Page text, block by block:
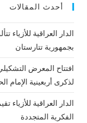
أحدث المقالات
الدار العراقية
بجمهورية تتارستان
افتتاح المعرض
لذكرى أربعينية الإمام
الدار العراقية للأزياء
الفكرية المتجددة